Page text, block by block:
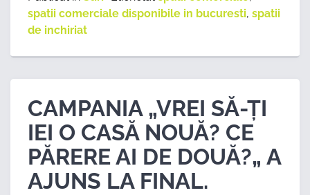
spatii comerciale disponibile in bucuresti, spatii
de inchiriat
CAMPANIA „VREI SĂ-ȚI
IEI O CASĂ NOUĂ? CE
PĂRERE AI DE DOUĂ?„ A
AJUNS LA FINAL.